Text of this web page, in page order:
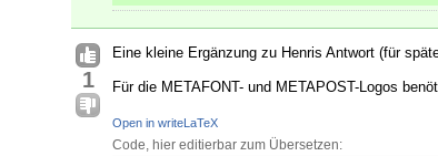
1
Eine kleine Ergänzung zu Henris Antwort (für
Für die METAFONT- und METAPOST-Logos
Open in writeLaTeX
Code, hier editierbar zum Übersetzen: